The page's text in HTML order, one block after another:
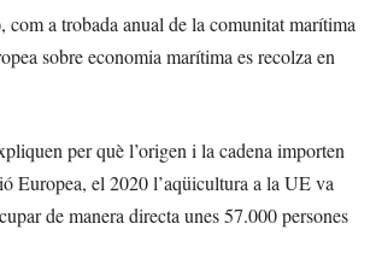
a trobada anual de la comunitat marítima
sobre economia marítima es recolza en
per què l’origen i la cadena importen
Europea, el 2020 l’aqüicultura a la UE va
de manera directa unes 57.000 persones